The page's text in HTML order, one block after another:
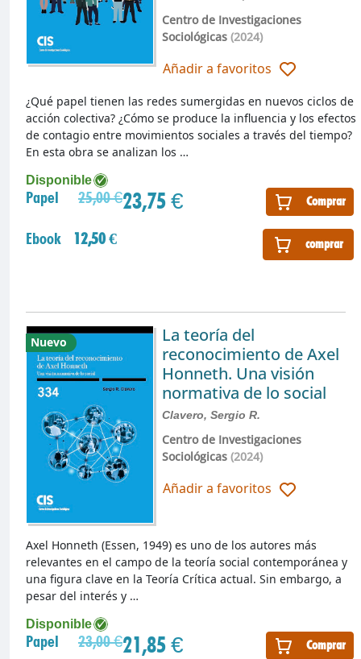
Centro de Investigaciones
Sociológicas(2024)
Añadir a favoritos
Disponible
Papel 25,00 €23,75 € Comprar
Ebook 12,50 € comprar
¿Qué papel tienen las redes sumergidas en nuevos ciclos de
acción colectiva? ¿Cómo se produce la influencia y los efectos
de contagio entre movimientos sociales a través del tiempo?
En esta obra se analizan los …
Nuevo
La teoría del
reconocimiento de Axel
Honneth. Una visión
normativa de lo social
Clavero, Sergio R.
Centro de Investigaciones
Sociológicas(2024)
Añadir a favoritos
Disponible
Papel 23,00 €21,85 € Comprar
Axel Honneth (Essen, 1949) es uno de los autores más
relevantes en el campo de la teoría social contemporánea y
una figura clave en la Teoría Crítica actual. Sin embargo, a
pesar del interés y …